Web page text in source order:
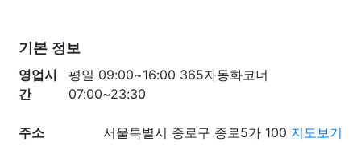
기본 정보
영업시
간
평일 09:00~16:00 365자동화코너
07:00~23:30
주소 서울특별시 종로구 종로5가 100 지도보기